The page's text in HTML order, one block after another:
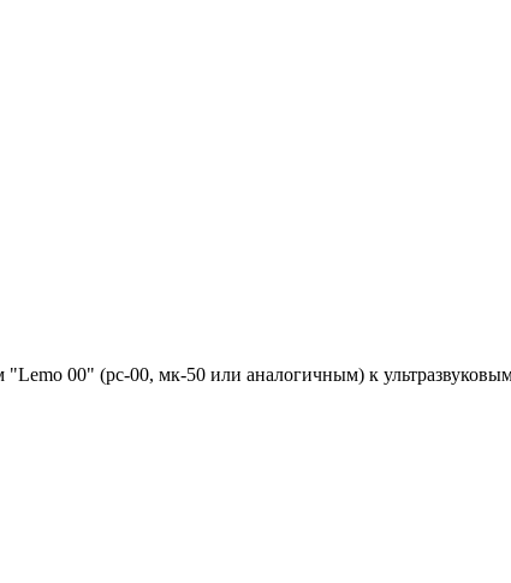
00" (рс-00, мк-50 или аналогичным) к